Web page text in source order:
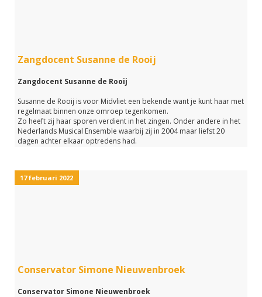
Zangdocent Susanne de Rooij
Zangdocent Susanne de Rooij
Susanne de Rooij is voor Midvliet een bekende want je kunt haar met
regelmaat binnen onze omroep tegenkomen.
Zo heeft zij haar sporen verdient in het zingen. Onder andere in het
Nederlands Musical Ensemble waarbij zij in 2004 maar liefst 20
dagen achter elkaar optredens had.
zingen.
Hiervoor heeft zij haar eigen bedrijf 'Heart4music' opgericht.
17 februari 2022
Conservator Simone Nieuwenbroek
Conservator Simone Nieuwenbroek